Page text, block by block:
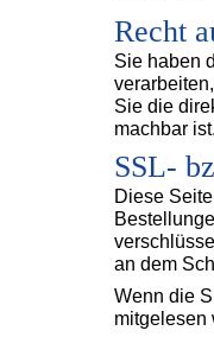
Recht
Sie haben
Sie die
machbar ist.
SSL-
Diese
an dem
Wenn die
mitgelesen